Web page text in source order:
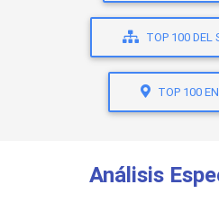
TOP 100 DEL
TOP 100
Análisis